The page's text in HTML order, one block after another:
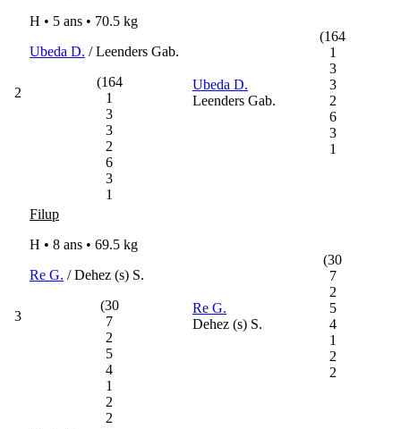
2
H • 5 ans • 70.5 kg
Ubeda D. / Leenders Gab.
(164
1
3
3
2
6
3
1
Ubeda D.
Leenders Gab.
(164
1
3
3
2
6
3
1
3
Filup
H • 8 ans • 69.5 kg
Re G. / Dehez (s) S.
(30
7
2
5
4
1
2
2
Re G.
Dehez (s) S.
(30
7
2
5
4
1
2
2